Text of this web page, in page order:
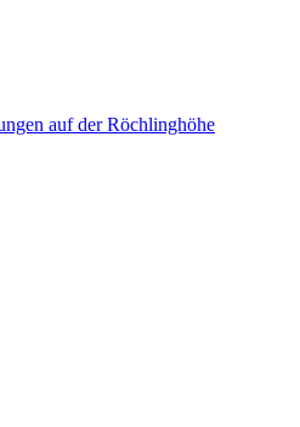
auf der Röchlinghöhe